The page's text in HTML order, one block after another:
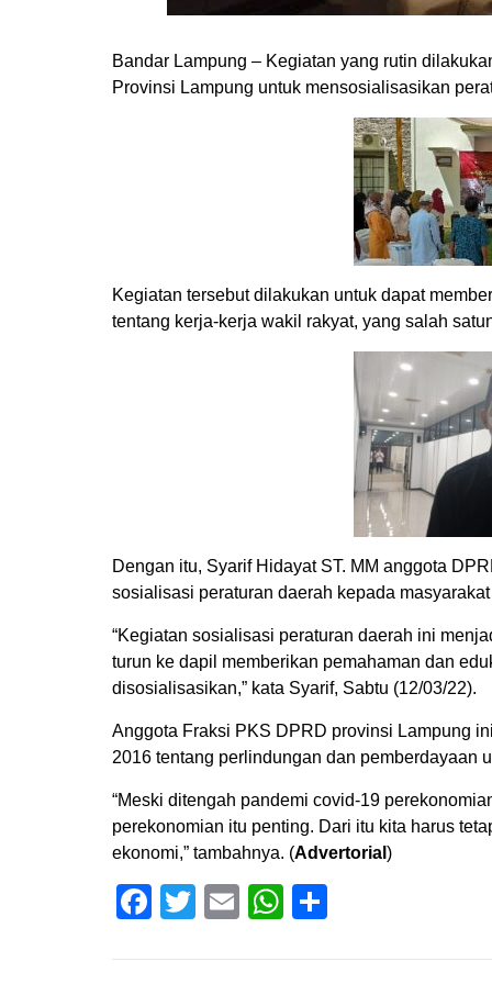
Bandar Lampung – Kegiatan yang rutin
Provinsi Lampung untuk mensosialisasikan
Kegiatan tersebut dilakukan untuk dapat
tentang kerja-kerja wakil rakyat, yang salah
Dengan itu, Syarif Hidayat ST. MM anggota
sosialisasi peraturan daerah kepada
“Kegiatan sosialisasi peraturan daerah ini
turun ke dapil memberikan pemahaman dan
disosialisasikan,” kata Syarif, Sabtu (12/03/22).
Anggota Fraksi PKS DPRD provinsi Lampung
2016 tentang perlindungan dan pemberdayaan
“Meski ditengah pandemi covid-19
perekonomian itu penting. Dari itu kita harus
ekonomi,” tambahnya. (Advertorial )
Facebook
TwitterEmailWhatsApp